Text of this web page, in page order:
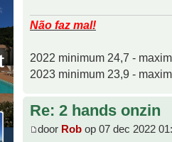
Não faz mal!
2022 minimum 24,7 -
2023 minimum 23,9 -
Re: 2 hands onzin
door Rob op 07 dec 2022